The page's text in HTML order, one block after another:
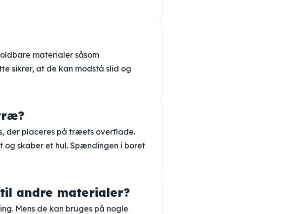
materialer såsom
sikrer, at de kan modstå slid og
der placeres på træets overflade.
skaber et hul. Spændingen i boret
andre materialer?
Mens de kan bruges på nogle